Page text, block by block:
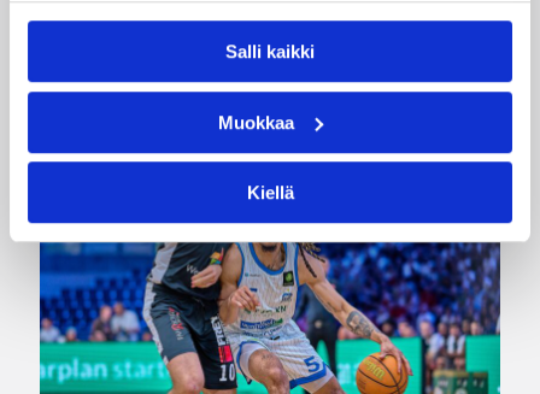
Salli kaikki
Muokkaa
Kiellä
Liettuassa, Romaniassa, Bosniassa ja viimeksi